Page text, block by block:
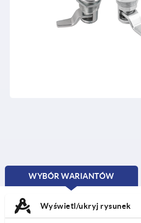
WYBÓR WARIANTÓW
CURRENT
Wyświetl/ukryj rysunek